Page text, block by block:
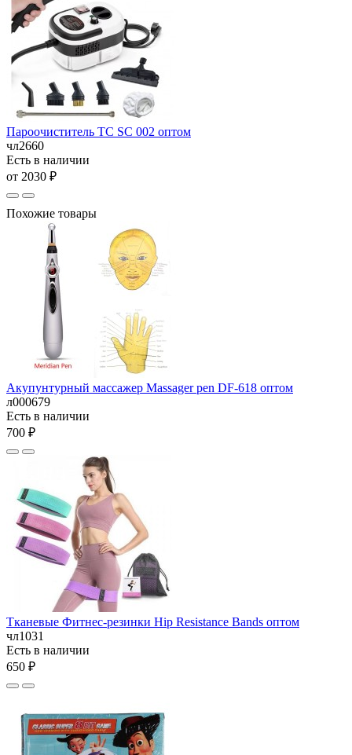
Пароочиститель TC SC 002 оптом
чл2660
Есть в наличии
от 2030 ₽
Похожие товары
Акупунтурный массажер Massager pen DF-618 оптом
л000679
Есть в наличии
700 ₽
Тканевые Фитнес-резинки Hip Resistance Bands оптом
чл1031
Есть в наличии
650 ₽